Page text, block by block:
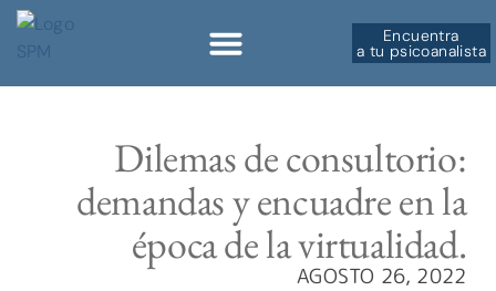
Encuentra
a tu psicoanalista
Dilemas de consultorio:
demandas y encuadre en la
época de la virtualidad.
AGOSTO 26, 2022